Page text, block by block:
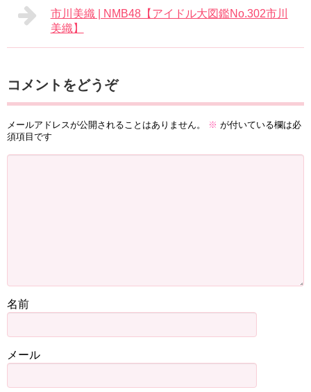
市川美織 | NMB48【アイドル大図鑑No.302市川
美織】
コメントをどうぞ
メールアドレスが公開されることはありません。 ※ が付いている欄は必
須項目です
名前
メール